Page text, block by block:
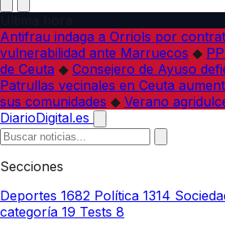
Antifrau indaga a Orriols por
vulnerabilidad ante Marruecos ◆
de Ceuta ◆ Consejero de Ayuso
Patrullas vecinales en Ceuta
sus comunidades ◆ Verano
DiarioDigital.es
Secciones
Deportes 1682 Política 1314
categoría 19 Tests 8